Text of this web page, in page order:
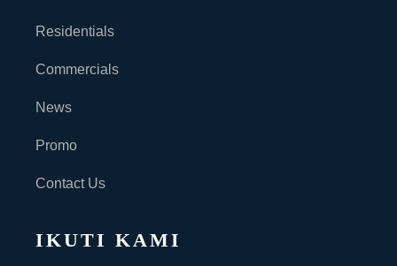
Residentials
Commercials
News
Promo
Contact Us
IKUTI KAMI